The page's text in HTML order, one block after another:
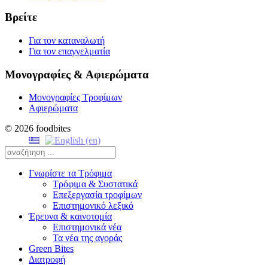
Βρείτε
Για τον καταναλωτή
Για τον επαγγελματία
Μονογραφίες & Αφιερώματα
Μονογραφίες Τροφίμων
Αφιερώματα
© 2026 foodbites
Γνωρίστε τα Τρόφιμα
Τρόφιμα & Συστατικά
Επεξεργασία τροφίμων
Επιστημονικό λεξικό
Έρευνα & καινοτομία
Επιστημονικά νέα
Τα νέα της αγοράς
Green Bites
Διατροφή